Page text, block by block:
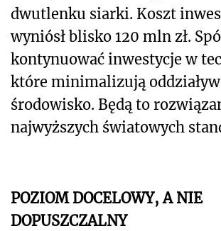
dwutlenku siarki. Koszt
wyniósł blisko 120 mln zł.
kontynuować inwestycje w
które minimalizują
środowisko. Będą to
najwyższych światowych
POZIOM DOCELOWY, A NIE
DOPUSZCZALNY